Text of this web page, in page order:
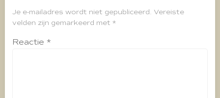
Je e-mailadres wordt niet gepubliceerd. Vereiste
velden zijn gemarkeerd met *
Reactie *